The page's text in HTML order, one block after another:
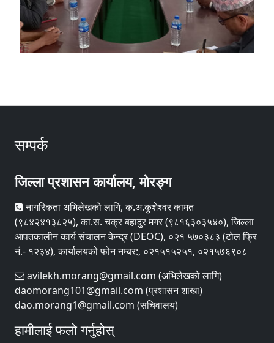
सम्पर्क
जिल्ला प्रशासन कार्यालय, मोरङ्ग
नागरिकता अभिलेखको लागि, क.अ.कुशेश्वर कामत
(९८४२४१३८२५), का.स. चक्र बहादुर मगर (९८१६३०३५४०), जिल्ला
आपतकालीन कार्य संचालन केन्द्र (DEOC), ०२१ ५७०३८३ (टोल फ्रि
नं.- १२३४), कार्यालयको फोन नम्बर:, ०२१५१५२५१, ०२१५७६९०८
avilekh.morang@gmail.com (अभिलेखको लागि)
daomorang101@gmail.com (प्रशासन शाखा)
dao.morang1@gmail.com (सचिवालय)
हामीलाई फलो गर्नुहोस्